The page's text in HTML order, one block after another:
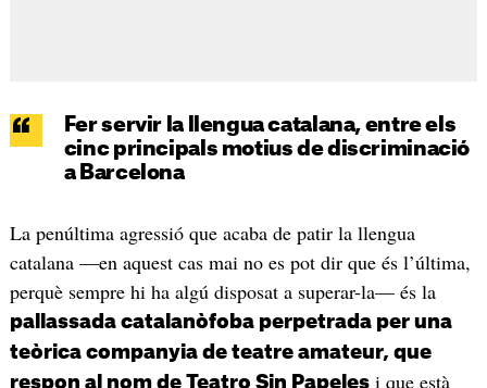
Fer servir la llengua catalana, entre els
cinc principals motius de discriminació
a Barcelona
La penúltima agressió que acaba de patir la llengua
catalana —en aquest cas mai no es pot dir que és l’última,
perquè sempre hi ha algú disposat a superar-la— és la
pallassada catalanòfoba perpetrada per una
teòrica companyia de teatre amateur, que
respon al nom de Teatro Sin Papelesi que està